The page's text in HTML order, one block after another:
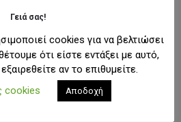
πληροφορίες για εκπτώσεις και
Γειά σας!
cookies για να βελτιώσει
ότι είστε εντάξει με αυτό,
αν το επιθυμείτε.
cookies
Αποδοχή